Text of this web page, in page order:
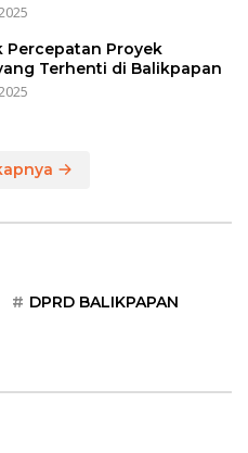
Percepatan Proyek
Terhenti di Balikpapan
DPRD BALIKPAPAN